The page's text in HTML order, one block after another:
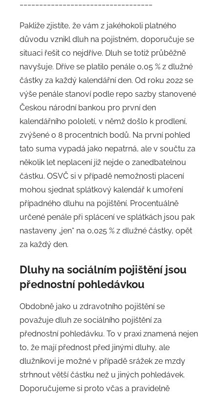
Pakliže zjistíte, že vám z jakéhokoli platného
důvodu vznikl dluh na pojistném, doporučuje se
situaci řešit co nejdříve. Dluh se totiž průběžně
navyšuje. Dříve se platilo penále 0,05 % z dlužné
částky za každý kalendářní den. Od roku 2022 se
výše penále stanoví podle repo sazby stanovené
Českou národní bankou pro první den
kalendářního pololetí, v němž došlo k prodlení,
zvýšené o 8 procentních bodů. Na první pohled
tato suma vypadá jako nepatrná, ale v součtu za
několik let neplacení již nejde o zanedbatelnou
částku. OSVČ si v případě nemožnosti placení
mohou sjednat splátkový kalendář k umoření
případného dluhu na pojištění. Procentuálně
určené penále při splácení ve splátkách jsou pak
nastaveny „jen“ na 0,025 % z dlužné částky, opět
za každý den.
Dluhy na sociálním pojištění jsou
přednostní pohledávkou
Obdobně jako u zdravotního pojištění se
považuje dluh ze sociálního pojištění za
přednostní pohledávku. To v praxi znamená nejen
to, že mají přednost před jinými dluhy, ale
dlužníkovi je možné v případě srážek ze mzdy
strhnout větší částku než u jiných pohledávek.
Doporučujeme si proto včas a pravidelně